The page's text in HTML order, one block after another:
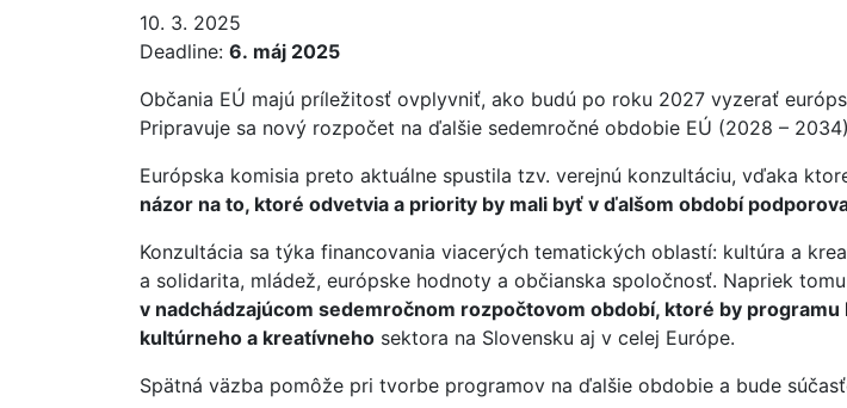
10. 3. 2025
Deadline: 6. máj 2025
Občania EÚ majú príležitosť ovplyvniť, ako budú po roku 2027 vyzerať
Pripravuje sa nový rozpočet na ďalšie sedemročné obdobie EÚ (2028 –
Európska komisia preto aktuálne spustila tzv. verejnú konzultáciu, vďaka
názor na to, ktoré odvetvia a priority by mali byť v ďalšom období
Konzultácia sa týka financovania viacerých tematických oblastí: kultúra a
a solidarita, mládež, európske hodnoty a občianska spoločnosť. Napriek
v nadchádzajúcom sedemročnom rozpočtovom období, ktoré by
kultúrneho a kreatívneho sektora na Slovensku aj v celej Európe.
Spätná väzba pomôže pri tvorbe programov na ďalšie obdobie a bude